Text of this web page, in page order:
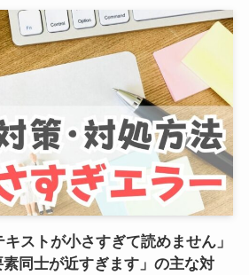
ストが小さすぎて読めません」
素同士が近すぎます」の主な対